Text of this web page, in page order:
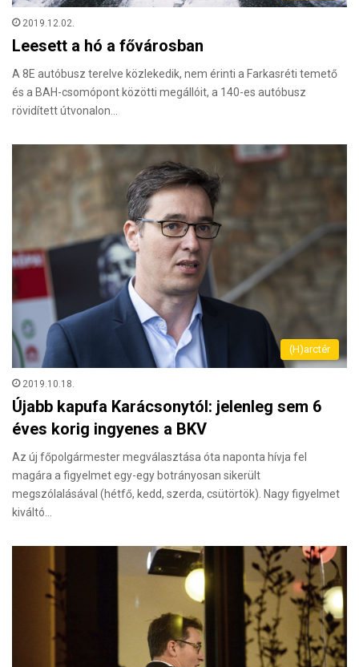
2019.12.02.
Leesett a hó a fővárosban
A 8E autóbusz terelve közlekedik, nem érinti a Farkasréti temető
és a BAH-csomópont közötti megállóit, a 140-es autóbusz
rövidített útvonalon…
(H)arctér
2019.10.18.
Újabb kapufa Karácsonytól: jelenleg sem 6
éves korig ingyenes a BKV
Az új főpolgármester megválasztása óta naponta hívja fel
magára a figyelmet egy-egy botrányosan sikerült
megszólalásával (hétfő, kedd, szerda, csütörtök). Nagy figyelmet
kiváltó…